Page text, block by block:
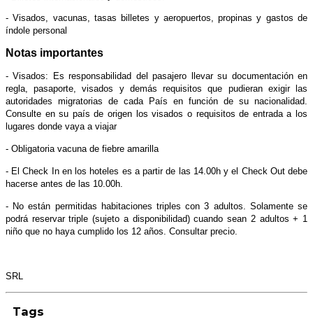
- Visados, vacunas, tasas billetes y aeropuertos, propinas y gastos de
índole personal
Notas importantes
- Visados: Es responsabilidad del pasajero llevar su documentación en
regla, pasaporte, visados y demás requisitos que pudieran exigir las
autoridades migratorias de cada País en función de su nacionalidad.
Consulte en su país de origen los visados o requisitos de entrada a los
lugares donde vaya a viajar
- Obligatoria vacuna de fiebre amarilla
- El Check In en los hoteles es a partir de las 14.00h y el Check Out debe
hacerse antes de las 10.00h.
- No están permitidas habitaciones triples con 3 adultos. Solamente se
podrá reservar triple (sujeto a disponibilidad) cuando sean 2 adultos + 1
niño que no haya cumplido los 12 años. Consultar precio.
SRL
Tags